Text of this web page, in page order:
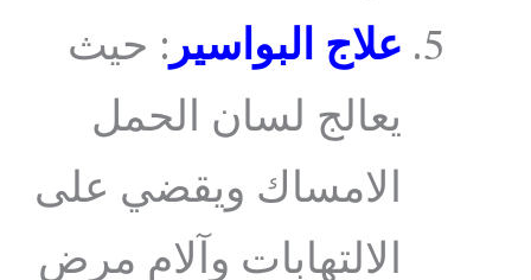
علاج البواسير : حيث
يعالج لسان الحمل
الامساك ويقضي على
الالتهابات وآلام مرض